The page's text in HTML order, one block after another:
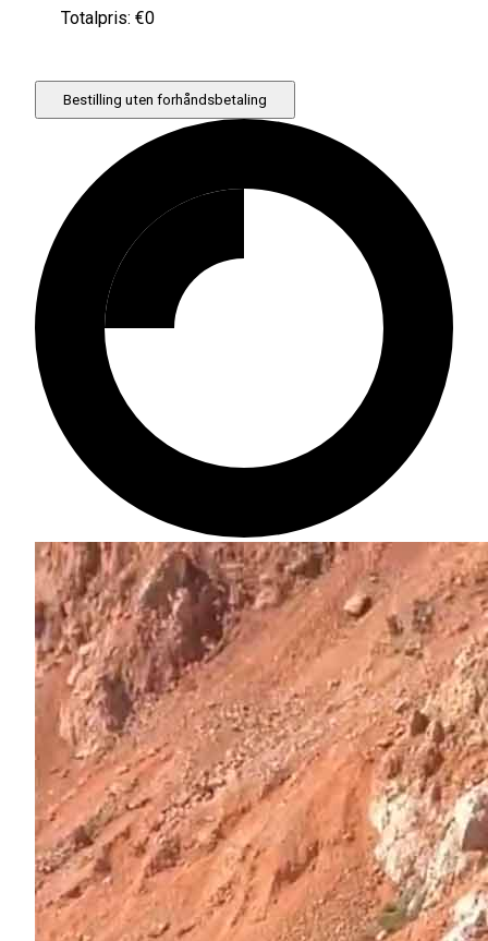
Totalpris: €0
Bestilling uten forhåndsbetaling